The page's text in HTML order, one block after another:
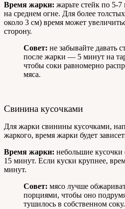
Время жарки: жарьте стейк по 5-
на среднем огне. Для более
около 3 см) время может
сторону.
Совет: не забывайте давать
после жарки — 5 минут на
чтобы соки равномерно
мяса.
Свинина кусочками
Для жарки свинины кусочками,
жаркого, время жарки будет
Время жарки: небольшие кусочки
15 минут. Если куски крупнее,
минут.
Совет: мясо лучше
порциями, чтобы оно
тушилось в собственном соку.